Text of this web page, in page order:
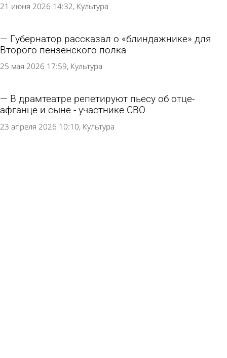
21 июня 2026 14:32 Культура
Губернатор рассказал о «блиндажнике» для
Второго пензенского полка
25 мая 2026 17:59 Культура
В драмтеатре репетируют пьесу об отце-
афганце и сыне - участнике СВО
23 апреля 2026 10:10 Культура